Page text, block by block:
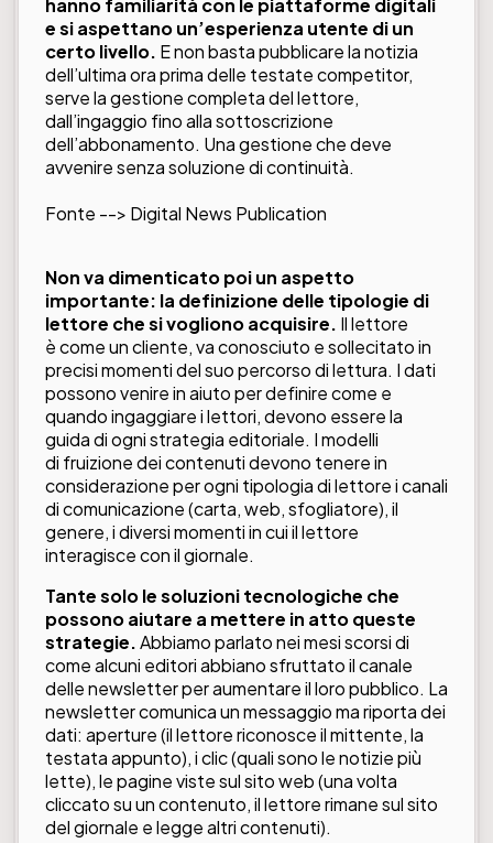
e si aspettano un’esperienza utente di un
certo livello. E non basta pubblicare la notizia
dell’ultima ora prima delle testate competitor,
serve la gestione completa del lettore,
dall’ingaggio fino alla sottoscrizione
dell’abbonamento. Una gestione che deve
avvenire senza soluzione di continuità.
Fonte --> Digital News Publication
Non va dimenticato poi un aspetto
importante: la definizione delle tipologie di
lettore che si vogliono acquisire. Il lettore
è come un cliente, va conosciuto e sollecitato in
precisi momenti del suo percorso di lettura. I dati
possono venire in aiuto per definire come e
quando ingaggiare i lettori, devono essere la
guida di ogni strategia editoriale. I modelli
di fruizione dei contenuti devono tenere in
considerazione per ogni tipologia di lettore i canali
di comunicazione (carta, web, sfogliatore), il
genere, i diversi momenti in cui il lettore
interagisce con il giornale.
Tante solo le soluzioni tecnologiche che
possono aiutare a mettere in atto queste
strategie.Abbiamo parlato nei mesi scorsi di
come alcuni editori abbiano sfruttato il canale
delle newsletter per aumentare il loro pubblico. La
newsletter comunica un messaggio ma riporta dei
dati: aperture (il lettore riconosce il mittente, la
testata appunto), i clic (quali sono le notizie più
lette), le pagine viste sul sito web (una volta
cliccato su un contenuto, il lettore rimane sul sito
del giornale e legge altri contenuti).